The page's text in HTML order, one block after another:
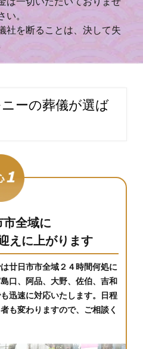
い。
社を断ることは、決して失
ーの葬儀が選ば
市全域に
えに上がります
廿日市市全域２４時間何処に
口、阿品、大野、佐伯、吉和
迅速に対応いたします。日程
も変わりますので、ご相談く